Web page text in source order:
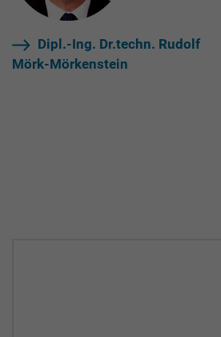
Dipl.-Ing. Dr.techn. Rudolf
Mörk-Mörkenstein